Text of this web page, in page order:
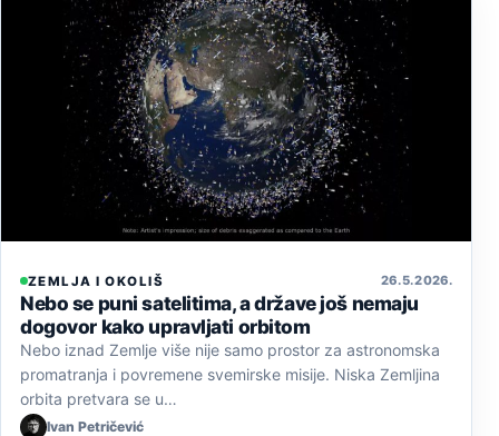
ZEMLJA I OKOLIŠ 26. 5. 2026.
Nebo se puni satelitima, a države još nemaju
dogovor kako upravljati orbitom
Nebo iznad Zemlje više nije samo prostor za astronomska
promatranja i povremene svemirske misije. Niska Zemljina
orbita pretvara se u…
Ivan Petričević